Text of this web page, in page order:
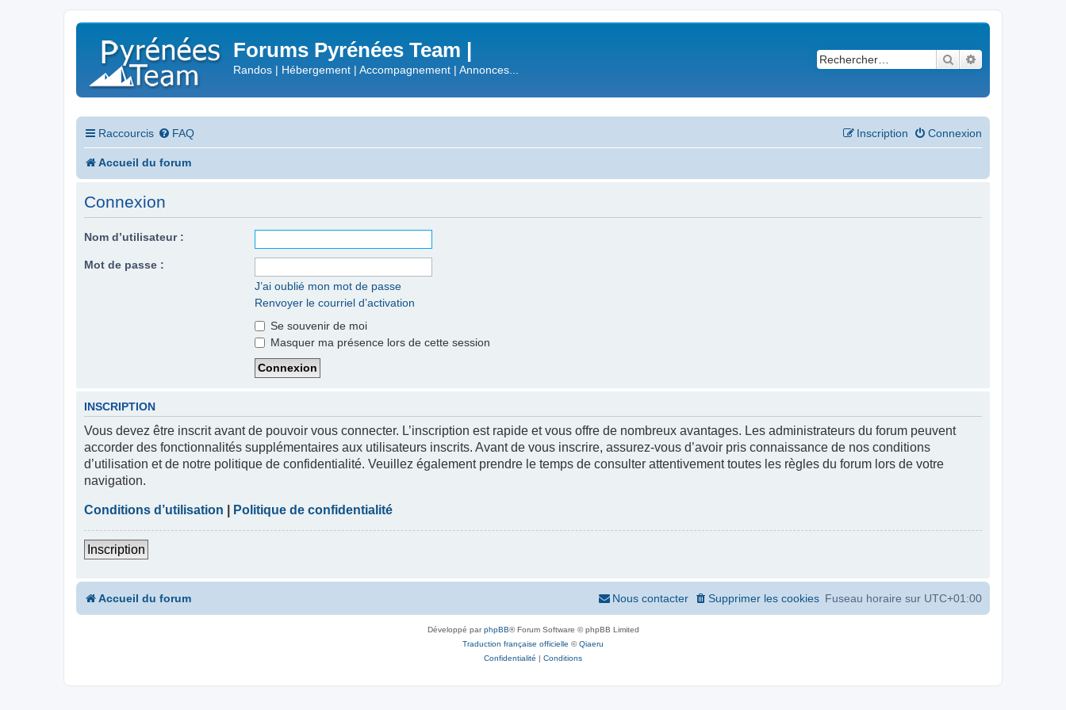
Forums Pyrénées Team |
Randos | Hébergement | Accompagnement | Annonces...
Rechercher
Raccourcis FAQ Connexion
Inscription
Accueil du forum
Connexion
Nom d’utilisateur :
Mot de passe :
J’ai oublié mon mot de passe
Renvoyer le courriel d’activation
Se souvenir de moi
Masquer ma présence lors de cette session
INSCRIPTION
Vous devez être inscrit avant de pouvoir vous connecter. L’inscription est rapide et vous offre de nombreux avantages. Les administrateurs du forum peuvent
accorder des fonctionnalités supplémentaires aux utilisateurs inscrits. Avant de vous inscrire, assurez-vous d’avoir pris connaissance de nos conditions
d’utilisation et de notre politique de confidentialité. Veuillez également prendre le temps de consulter attentivement toutes les règles du forum lors de votre
navigation.
Conditions d’utilisation Politique de confidentialité
Inscription
Accueil du forum Fuseau horaire sur UTC+01:00
Supprimer les cookies
Nous contacter
Développé parphpBB® Forum Software © phpBB Limited
Traduction française officielle ©Qiaeru
Confidentialité | Conditions